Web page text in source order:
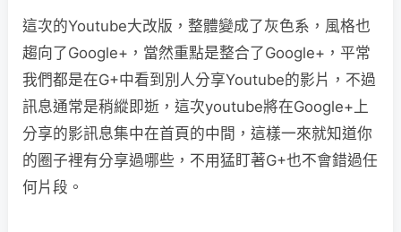
這次的Youtube大改版，整體變成了灰色系，風格也
趨向了Google+，當然重點是整合了Google+，平常
我們都是在G+中看到別人分享Youtube的影片，不過
訊息通常是稍縱即逝，這次youtube將在Google+上
分享的影訊息集中在首頁的中間，這樣一來就知道你
的圈子裡有分享過哪些，不用猛盯著G+也不會錯過任
何片段。